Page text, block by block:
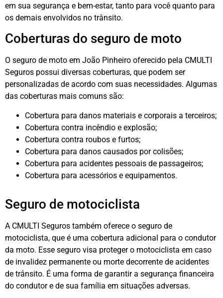
em sua segurança e bem-estar, tanto para você quanto para
os demais envolvidos no trânsito.
Coberturas do seguro de moto
O seguro de moto em João Pinheiro oferecido pela CMULTI
Seguros possui diversas coberturas, que podem ser
personalizadas de acordo com suas necessidades. Algumas
das coberturas mais comuns são:
Cobertura para danos materiais e corporais a terceiros;
Cobertura contra incêndio e explosão;
Cobertura contra roubos e furtos;
Cobertura para danos causados por colisões;
Cobertura para acidentes pessoais de passageiros;
Cobertura para acessórios e equipamentos.
Seguro de motociclista
A CMULTI Seguros também oferece o seguro de
motociclista, que é uma cobertura adicional para o condutor
da moto. Esse seguro visa proteger o motociclista em caso
de invalidez permanente ou morte decorrente de acidentes
de trânsito. É uma forma de garantir a segurança financeira
do condutor e de sua família em situações adversas.